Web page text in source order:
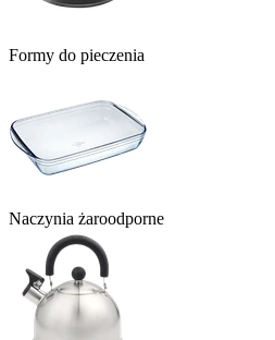
Formy do pieczenia
Naczynia żaroodporne